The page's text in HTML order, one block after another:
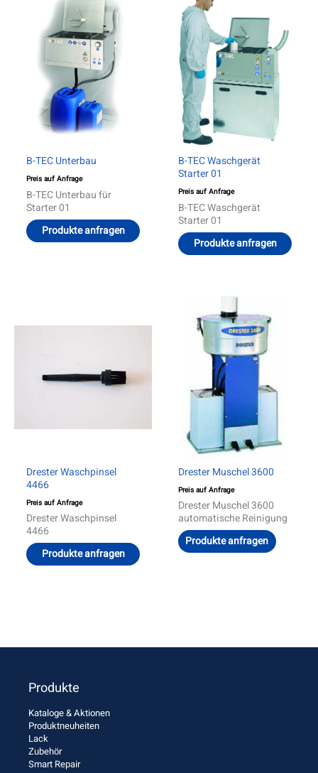
B-TEC Unterbau
Preis auf Anfrage
B-TEC Unterbau für
Starter 01
Produkte anfragen
B-TEC Waschgerät
Starter 01
Preis auf Anfrage
B-TEC Waschgerät
Starter 01
Produkte anfragen
Drester Waschpinsel
4466
Preis auf Anfrage
Drester Waschpinsel
4466
Produkte anfragen
Drester Muschel 3600
Preis auf Anfrage
Drester Muschel 3600
automatische Reinigung
Produkte anfragen
Produkte
Kataloge & Aktionen
Produktneuheiten
Lack
Zubehör
Smart Repair